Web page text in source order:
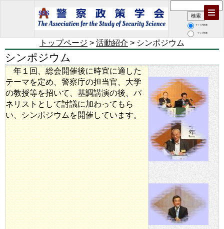
サイト内検索
ウェブ検索
トップページ > 活動紹介 > シンポジウム
シンポジウム
年１回、総会開催後に時宜に適した
テーマを定め、警察庁の担当官、大学
の教授等を招いて、基調講演の後、パ
ネリストとして討議に加わってもら
い、シンポジウムを開催しています。